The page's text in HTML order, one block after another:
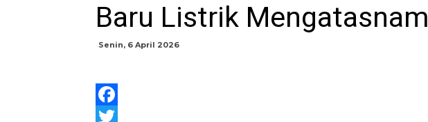
Baru Listrik
Senin, 6 April 2026
Facebook